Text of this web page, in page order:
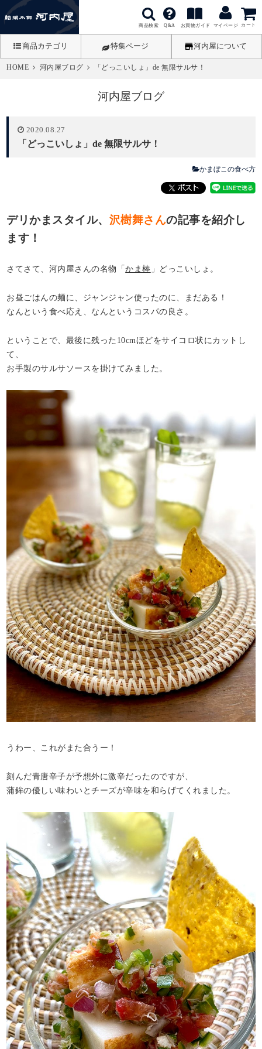
商品検索 Q&A お買物ガイド マイページ カート
商品カテゴリ 特集ページ 河内屋について
HOME 河内屋ブログ 「どっこいしょ」de 無限サルサ！
河内屋ブログ
2020.08.27
「どっこいしょ」de 無限サルサ！
かまぼこの食べ方
デリかまスタイル、 沢樹舞さんの記事を紹介し
ます！
さてさて、河内屋さんの名物「かま棒 」どっこいしょ。
お昼ごはんの麺に、ジャンジャン使ったのに、まだある！
なんという食べ応え、なんというコスパの良さ。
ということで、最後に残った10cmほどをサイコロ状にカットし
て、
お手製のサルサソースを掛けてみました。
うわー、これがまた合うー！
刻んだ青唐辛子が予想外に激辛だったのですが、
蒲鉾の優しい味わいとチーズが辛味を和らげてくれました。